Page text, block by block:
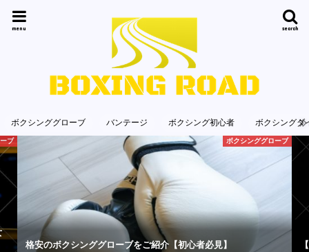
search
menu
ボクシンググローブ バンテージ ボクシング初心者 ボクシングダ
ブ ボクシンググローブ
格安のボクシンググローブをご紹介【初心者必見】